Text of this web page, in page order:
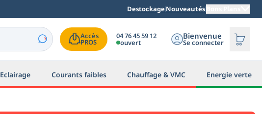
DestockageNouveautés
Accès
PROS
04 76 45 59 12
ouvert
Bienvenue
Se connecter
Eclairage Courants faibles Chauffage & VMC Energie verte